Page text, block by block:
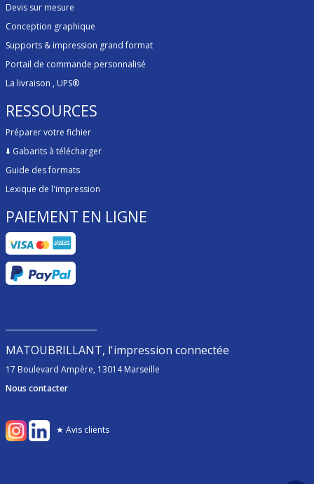
Devis sur mesure
Conception graphique
Supports & impression grand format
Portail de commande personnalisé
La livraison , UPS®
RESSOURCES
Préparer votre fichier
⬇️ Gabarits à télécharger
Guide des formats
Lexique de l'impression
PAIEMENT EN LIGNE
MATOUBRILLANT, l'impression connectée
17 Boulevard Ampère, 13014 Marseille
Nous contacter
★ Avis clients